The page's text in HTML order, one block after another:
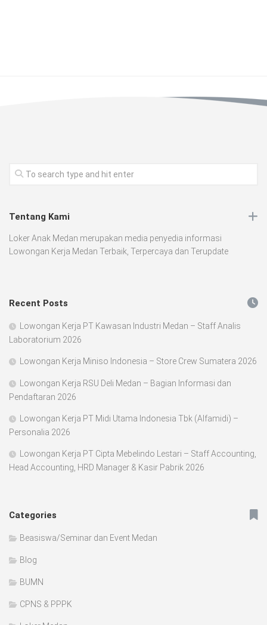
Tentang Kami
Loker Anak Medan merupakan media penyedia informasi
Lowongan Kerja Medan Terbaik, Terpercaya dan Terupdate
Recent Posts
Lowongan Kerja PT Kawasan Industri Medan – Staff Analis
Laboratorium 2026
Lowongan Kerja Miniso Indonesia – Store Crew Sumatera 2026
Lowongan Kerja RSU Deli Medan – Bagian Informasi dan
Pendaftaran 2026
Lowongan Kerja PT Midi Utama Indonesia Tbk (Alfamidi) –
Personalia 2026
Lowongan Kerja PT Cipta Mebelindo Lestari – Staff Accounting,
Head Accounting, HRD Manager & Kasir Pabrik 2026
Categories
Beasiswa/Seminar dan Event Medan
Blog
BUMN
CPNS & PPPK